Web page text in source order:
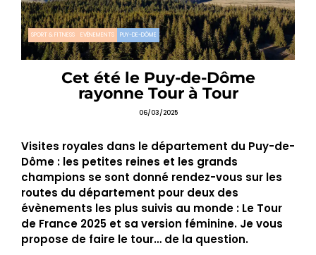
SPORT & FITNESS EVÉNEMENTS PUY-DE-DÔME
Cet été le Puy-de-Dôme
rayonne Tour à Tour
06/03/2025
Visites royales dans le département du Puy-de-
Dôme : les petites reines et les grands
champions se sont donné rendez-vous sur les
routes du département pour deux des
évènements les plus suivis au monde : Le Tour
de France 2025 et sa version féminine. Je vous
propose de faire le tour… de la question.